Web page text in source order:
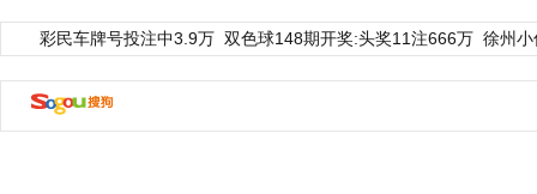
彩民车牌号投注中3.9万 双色球148期开奖:头奖11注666万 徐州